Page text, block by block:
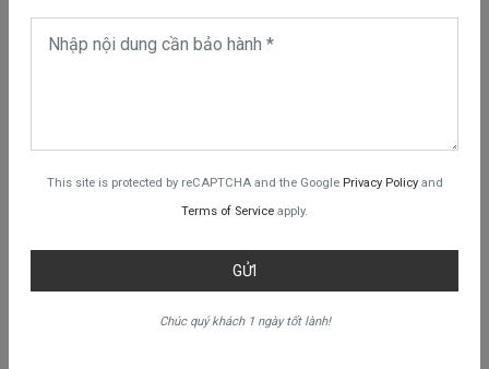
This site is protected by reCAPTCHA and the Google Privacy Policyand
Terms of Service apply.
GỬI
Chúc quý khách 1 ngày tốt lành!